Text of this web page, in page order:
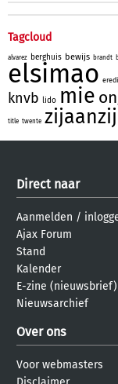
Tagcloud
alvarez berghuis bewijs brandt
elsimao
knvb lido mie
title twente zijaanzij
Direct naar
Aanmelden /
Ajax Forum
Stand
Kalender
E-zine (nieuwsbrief)
Nieuwsarchief
Over ons
Voor webmasters